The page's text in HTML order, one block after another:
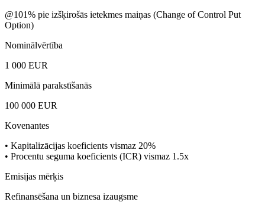
@101% pie izšķirošās ietekmes maiņas (Change of Control Put
Option)
Nominālvērtība
1 000 EUR
Minimālā parakstīšanās
100 000 EUR
Kovenantes
• Kapitalizācijas koeficients vismaz 20%
• Procentu seguma koeficients (ICR) vismaz 1.5x
Emisijas mērķis
Refinansēšana un biznesa izaugsme